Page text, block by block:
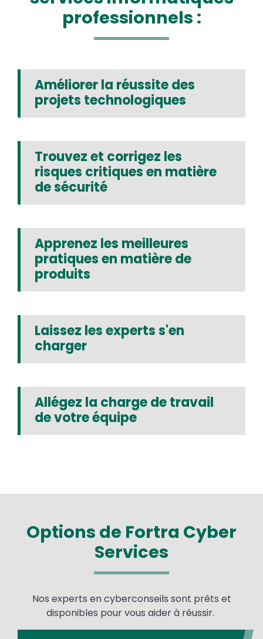
professionnels :
Améliorer la réussite des
projets technologiques
Trouvez et corrigez les
risques critiques en matière
de sécurité
Apprenez les meilleures
pratiques en matière de
produits
Laissez les experts s'en
charger
Allégez la charge de travail
de votre équipe
Options de Fortra Cyber
Services
Nos experts en cyberconseils sont prêts et
disponibles pour vous aider à réussir.